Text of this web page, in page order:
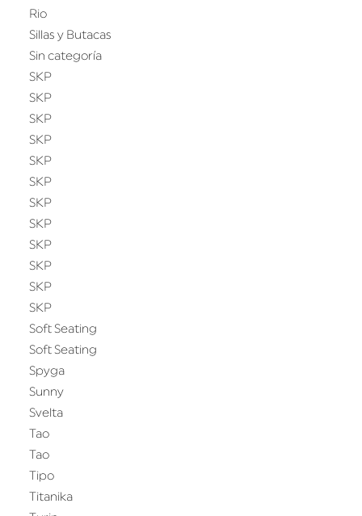
Rio
Sillas y Butacas
Sin categoría
SKP
SKP
SKP
SKP
SKP
SKP
SKP
SKP
SKP
SKP
SKP
SKP
Soft Seating
Soft Seating
Spyga
Sunny
Svelta
Tao
Tao
Tipo
Titanika